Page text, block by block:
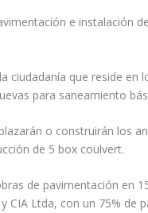
e instalación
ciudadanía que reside en
para saneamiento
o construirán los
de 5 box coulvert.
de pavimentación en
CIA Ltda, con un 75% de